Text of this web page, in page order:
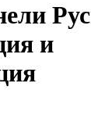
и